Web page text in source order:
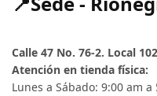
Calle 47 No. 76-2. Local
Atención en tienda física:
Lunes a Sábado: 9:00 am a